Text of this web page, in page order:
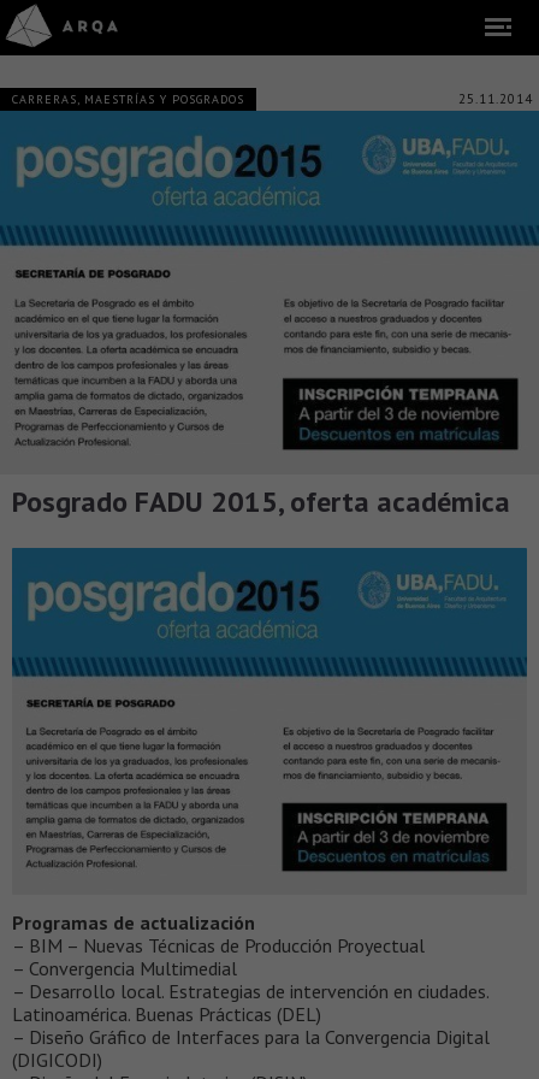
CARRERAS, MAESTRÍAS Y POSGRADOS 25.11.2014
Posgrado FADU 2015, oferta académica
Programas de actualización
– BIM – Nuevas Técnicas de Producción Proyectual
– Convergencia Multimedial
– Desarrollo local. Estrategias de intervención en ciudades.
Latinoamérica. Buenas Prácticas (DEL)
– Diseño Gráfico de Interfaces para la Convergencia Digital
(DIGICODI)